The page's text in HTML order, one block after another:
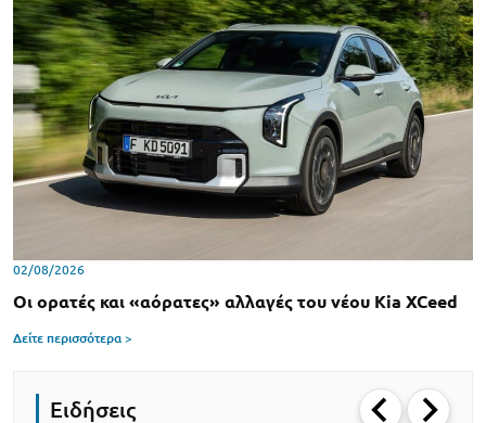
02/08/2026
Οι ορατές και «αόρατες» αλλαγές του νέου Kia XCeed
Δείτε περισσότερα >
Ειδήσεις